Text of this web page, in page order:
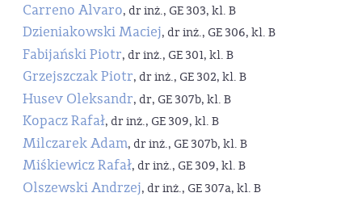
Carreno Alvaro, dr inż., GE 303, kl. B
Dzieniakowski Maciej, dr inż., GE 306, kl. B
Fabijański Piotr, dr inż., GE 301, kl. B
Grzejszczak Piotr, dr inż., GE 302, kl. B
Husev Oleksandr, dr, GE 307b, kl. B
Kopacz Rafał, dr inż., GE 309, kl. B
Milczarek Adam, dr inż., GE 307b, kl. B
Miśkiewicz Rafał, dr inż., GE 309, kl. B
Olszewski Andrzej, dr inż., GE 307a, kl. B